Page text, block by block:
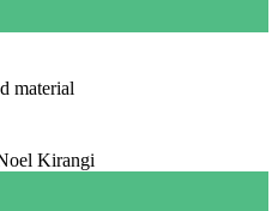
material
Kirangi